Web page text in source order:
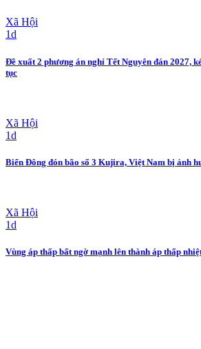
Xã Hội
1d
Đề xuất 2 phương án nghỉ Tết Nguyên đán 2027,
tục
Xã Hội
1d
Biển Đông đón bão số 3 Kujira, Việt Nam bị ảnh
Xã Hội
1d
Vùng áp thấp bất ngờ mạnh lên thành áp thấp